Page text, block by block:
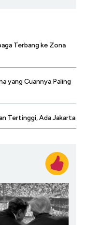
Terbang ke Zona
yang Cuannya Paling
Tertinggi, Ada Jakarta